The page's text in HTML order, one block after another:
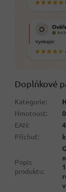
Doplňkové
Kategorie:
Hmotnost:
EAN:
Příchuť:
Popis
produktu: